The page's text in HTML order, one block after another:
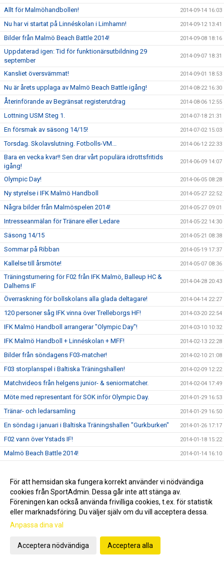
Allt för Malmöhandbollen! 2014-09-14 16:03
Nu har vi startat på Linnéskolan i Limhamn! 2014-09-12 13:41
Bilder från Malmö Beach Battle 2014! 2014-09-08 18:16
Uppdaterad igen: Tid för funktionärsutbildning 29
september
2014-09-07 18:31
Kansliet översvämmat! 2014-09-01 18:53
Nu är årets upplaga av Malmö Beach Battle igång! 2014-08-22 16:30
Återinförande av Begränsat registerutdrag 2014-08-06 12:55
Lottning USM Steg 1. 2014-07-18 21:31
En försmak av säsong 14/15! 2014-07-02 15:03
Torsdag. Skolavslutning. Fotbolls-VM... 2014-06-12 22:33
Bara en vecka kvar!! Sen drar vårt populära idrottsfritids
igång!
2014-06-09 14:07
Olympic Day! 2014-06-05 08:28
Ny styrelse i IFK Malmö Handboll 2014-05-27 22:52
Några bilder från Malmöspelen 2014! 2014-05-27 09:01
Intresseanmälan för Tränare eller Ledare 2014-05-22 14:30
Säsong 14/15 2014-05-21 08:38
Sommar på Ribban 2014-05-19 17:37
Kallelse till årsmöte! 2014-05-07 08:36
Träningsturnering för F02 från IFK Malmö, Balleup HC &
Dalhems IF
2014-04-28 20:43
Överraskning för bollskolans alla glada deltagare! 2014-04-14 22:27
120 personer såg IFK vinna över Trelleborgs HF! 2014-03-20 22:54
IFK Malmö Handboll arrangerar "Olympic Day"! 2014-03-10 10:32
IFK Malmö Handboll + Linnéskolan + MFF! 2014-02-13 22:28
Bilder från söndagens F03-matcher! 2014-02-10 21:08
F03 storplanspel i Baltiska Träningshallen! 2014-02-09 12:22
Matchvideos från helgens junior- & seniormatcher. 2014-02-04 17:49
Möte med representant för SOK inför Olympic Day. 2014-01-29 16:53
Tränar- och ledarsamling 2014-01-29 16:50
En söndag i januari i Baltiska Träningshallen "Gurkburken" 2014-01-26 17:17
F02 vann över Ystads IF! 2014-01-18 15:22
Malmö Beach Battle 2014! 2014-01-14 16:10
”Kanariefåglarnas” Erik Helgsten stängde igen buren 2013-12-28 11:34
Julfesten! 2013-12-04 22:49
Gå till Webbversion
För att hemsidan ska fungera korrekt använder vi nödvändiga
cookies från SportAdmin. Dessa går inte att stänga av.
Föreningen kan också använda frivilliga cookies, t.ex. för statistik
eller marknadsföring. Du väljer själv om du vill acceptera dessa.
Anpassa dina val
Acceptera nödvändiga Acceptera alla